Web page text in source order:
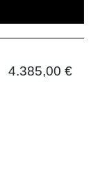
4.385,00 €